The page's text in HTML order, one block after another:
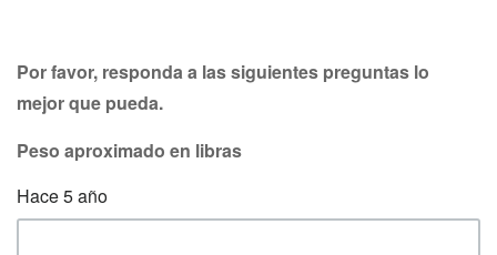
Por favor, responda a las siguientes preguntas lo
mejor que pueda.
Peso aproximado en libras
Hace 5 año